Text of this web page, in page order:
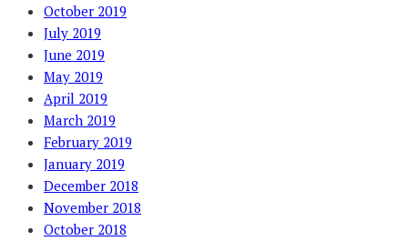
October 2019
July 2019
June 2019
May 2019
April 2019
March 2019
February 2019
January 2019
December 2018
November 2018
October 2018